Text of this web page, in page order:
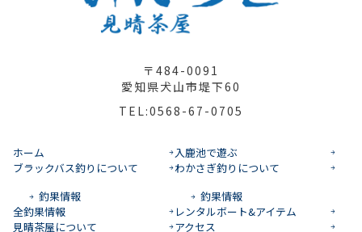
〒484-0091
愛知県犬山市堤下60
TEL:0568-67-0705
ホーム
入鹿池で遊ぶ
ブラックバス釣りについて
釣果情報
わかさぎ釣りについて
釣果情報
全釣果情報
レンタルボート&アイテム
見晴茶屋について
アクセス